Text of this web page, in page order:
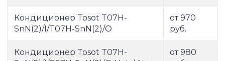
Кондиционер Tosot T07H-
SnN(2)/I/T07H-SnN(2)/O
от 970
руб.
Кондиционер Tosot T07H-
от 980